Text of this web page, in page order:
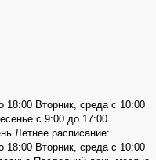
18:00 Вторник, среда с 10:00
с 9:00 до 17:00
Летнее расписание:
18:00 Вторник, среда с 10:00